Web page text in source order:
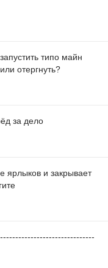
типо майн
отергнуть?
за дело
ярлыков и закрывает